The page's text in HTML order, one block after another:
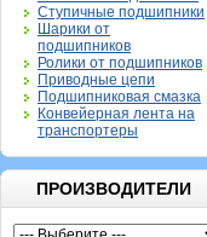
Ступичные подшипники
Шарики от
подшипников
Ролики от подшипников
Приводные цепи
Подшипниковая смазка
Конвейерная лента на
транспортеры
ПРОИЗВОДИТЕЛИ